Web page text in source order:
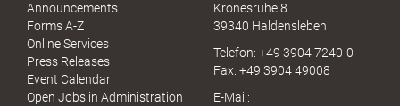
Announcements
Forms A-Z
Online Services
Press Releases
Event Calendar
Open Jobs in Administration
Kronesruhe 8
39340 Haldensleben
Telefon: +49 3904 7240-0
Fax: +49 3904 49008
E-Mail: